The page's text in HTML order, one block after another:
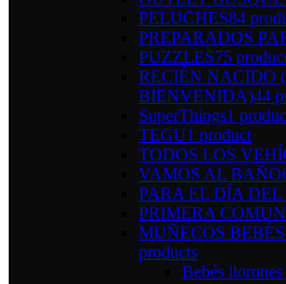
PELUCHES84
PREPARADOS
PUZZLES75
RECIÉN NACIDO
BIENVENIDA)44
SuperThings1
TEGU1 product
TODOS LOS
VAMOS AL BAÑO
PARA EL DÍA DEL
PRIMERA
MUÑECOS
products
Bebés llorones